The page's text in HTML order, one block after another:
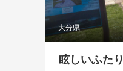
大分県
眩しいふたり